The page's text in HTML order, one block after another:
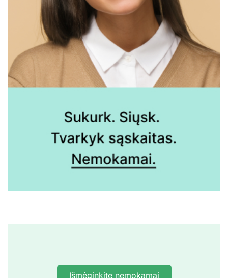
Išmėginkite nemokamai